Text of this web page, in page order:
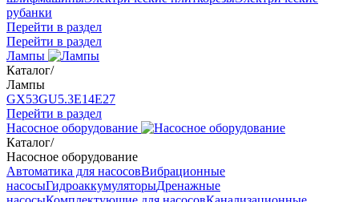
рубанки
Перейти в раздел
Перейти в раздел
Лампы
Каталог/
Лампы
GX53GU5.3Е14Е27
Перейти в раздел
Насосное оборудование
Каталог/
Насосное оборудование
Автоматика для насосовВибрационные
насосыГидроаккумуляторыДренажные